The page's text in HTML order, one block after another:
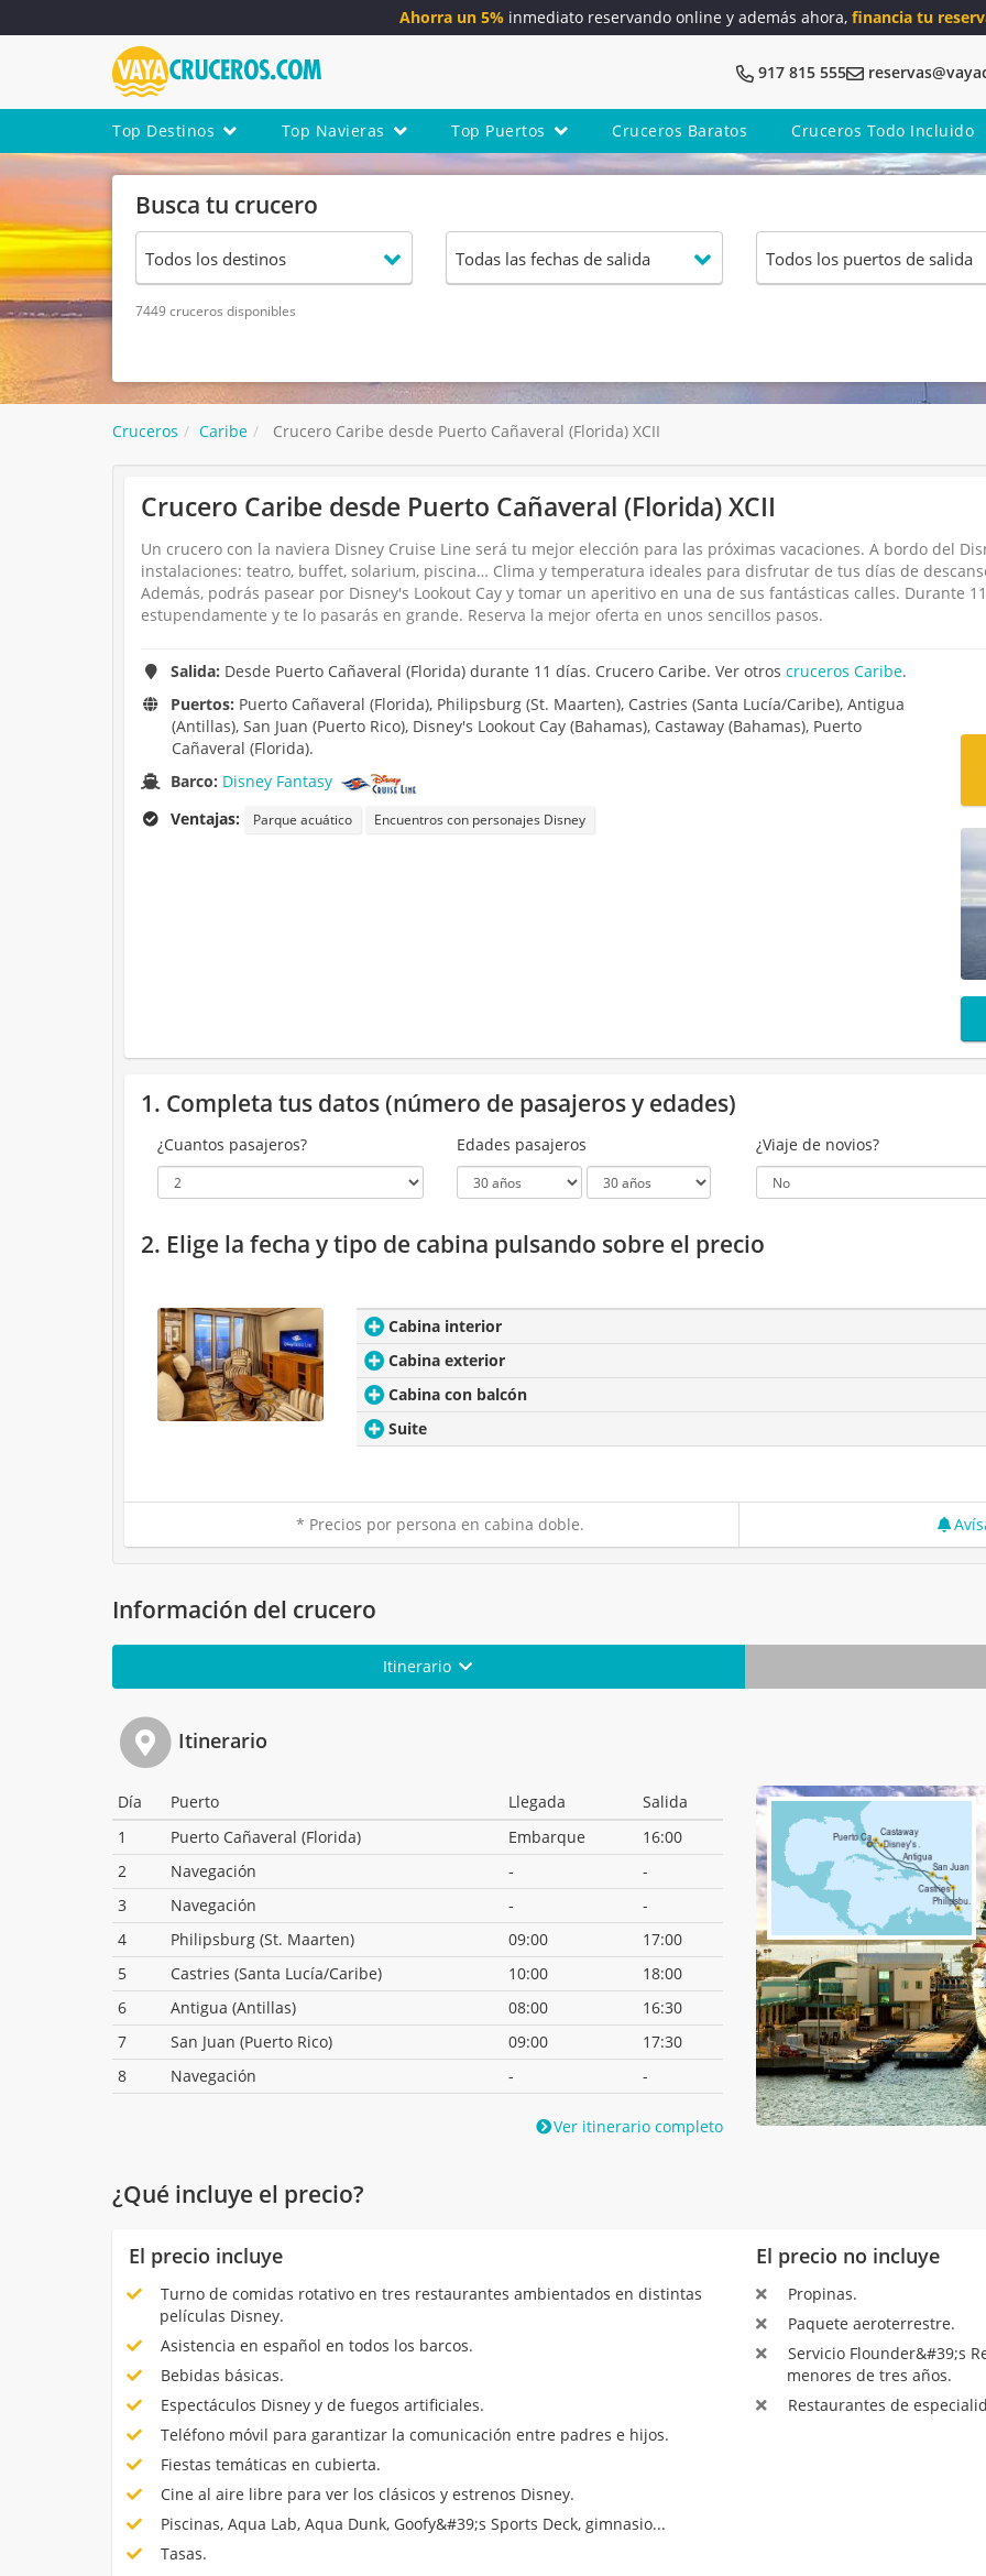
Ahorra un 5%inmediato reservando online y además ahora, financia tu
917 815 555
Top Destinos Top Navieras Top Puertos Cruceros Baratos Cruceros Todo Incluido
Busca tu crucero
7449 cruceros disponibles
Cruceros Caribe Crucero Caribe desde Puerto Cañaveral (Florida) XCII
Crucero Caribe desde Puerto Cañaveral (Florida) XCII
Un crucero con la naviera Disney Cruise Line será tu mejor elección para las próximas vacaciones. A bordo del
instalaciones: teatro, buffet, solarium, piscina… Clima y temperatura ideales para disfrutar de tus días de
Además, podrás pasear por Disney's Lookout Cay y tomar un aperitivo en una de sus fantásticas calles. Durante
estupendamente y te lo pasarás en grande. Reserva la mejor oferta en unos sencillos pasos.
Salida: Desde Puerto Cañaveral (Florida) durante 11 días. Crucero Caribe. Ver otroscruceros Caribe.
Puertos: Puerto Cañaveral (Florida), Philipsburg (St. Maarten), Castries (Santa Lucía/Caribe), Antigua
(Antillas), San Juan (Puerto Rico), Disney's Lookout Cay (Bahamas), Castaway (Bahamas), Puerto
Cañaveral (Florida).
Barco: Disney Fantasy
Ventajas:
Parque acuático Encuentros con personajes Disney
1. Completa tus datos (número de pasajeros y edades)
¿Cuantos pasajeros? Edades pasajeros ¿Viaje de novios?
2. Elige la fecha y tipo de cabina pulsando sobre el precio
Cabina interior
Cabina exterior
Cabina con balcón
Suite
* Precios por persona en cabina doble.
Información del crucero
Itinerario
Itinerario
Día Puerto Llegada
Salida
1
Puerto Cañaveral (Florida) Embarque
16:00
2
Navegación -
-
3
Navegación -
-
4
Philipsburg (St. Maarten) 09:00
17:00
5
Castries (Santa Lucía/Caribe) 10:00
18:00
6
Antigua (Antillas) 08:00
16:30
7
San Juan (Puerto Rico) 09:00
17:30
8
Navegación - -
Ver itinerario completo
¿Qué incluye el precio?
El precio incluye
Turno de comidas rotativo en tres restaurantes ambientados en distintas
películas Disney.
Asistencia en español en todos los barcos.
Bebidas básicas.
Espectáculos Disney y de fuegos artificiales.
Teléfono móvil para garantizar la comunicación entre padres e hijos.
Fiestas temáticas en cubierta.
Cine al aire libre para ver los clásicos y estrenos Disney.
Piscinas, Aqua Lab, Aqua Dunk, Goofy&#39;s Sports Deck, gimnasio...
Tasas.
El precio no incluye
Propinas.
Paquete aeroterrestre.
Servicio Flounder&#39;s
menores de tres años.
Restaurantes de